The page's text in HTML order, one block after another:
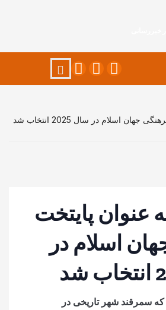
اسلام در سال 2025 انتخاب شد
عنوان پایتخت
اسلام در
سمرقند شهر تاریخی در